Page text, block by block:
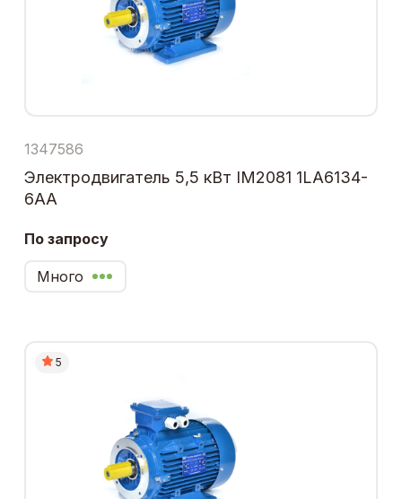
1347586
Электродвигатель 5,5 кВт IM2081 1LA6134-
6AA
По запросу
Много
5